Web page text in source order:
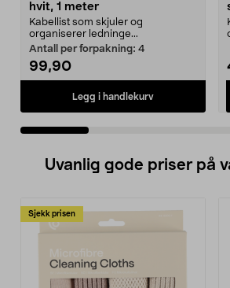
hvit, 1 meter
Kabellist som skjuler og
organiserer ledninge...
Antall per forpakning: 4
99,90
Legg i handlekurv
Uvanlig gode priser på
Sjekk prisen